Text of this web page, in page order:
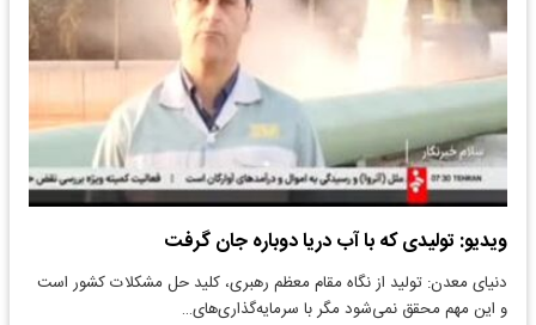
ویدیو: تولیدی که با آب دریا دوباره جان گرفت
دنیای معدن: تولید از نگاه مقام معظم رهبری، کلید حل مشکلات کشور است
و این مهم محقق نمی‌شود مگر با سرمایه‌گذاری‌های…